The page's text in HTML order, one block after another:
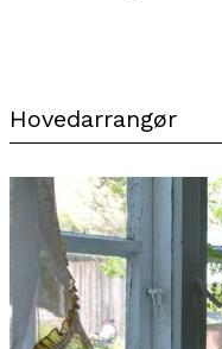
Hovedarrangør